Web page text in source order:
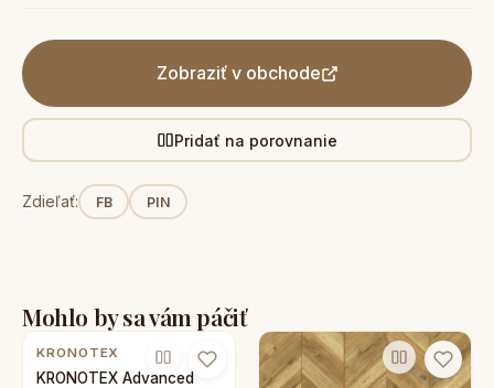
Zobraziť v obchode
Pridať na porovnanie
Zdieľať: FB PIN
Mohlo by sa vám páčiť
KRONOTEX
KRONOTEX Advanced